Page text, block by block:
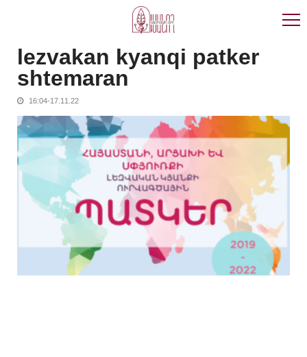
lezvakan kyanqi patker
shtemaran
16:04-17.11.22